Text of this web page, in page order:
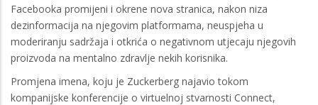
Facebooka promijeni i okrene nova stranica, nakon niza
dezinformacija na njegovim platformama, neuspjeha u
moderiranju sadržaja i otkrića o negativnom utjecaju njegovih
proizvoda na mentalno zdravlje nekih korisnika.
Promjena imena, koju je Zuckerberg najavio tokom
kompanijske konferencije o virtuelnoj stvarnosti Connect,